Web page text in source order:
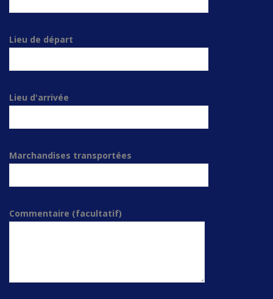
Lieu de départ
Lieu d'arrivée
Marchandises transportées
Commentaire (facultatif)